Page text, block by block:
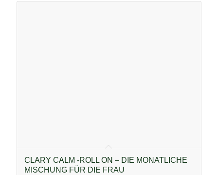
CLARY CALM -ROLL ON – DIE MONATLICHE
MISCHUNG FÜR DIE FRAU